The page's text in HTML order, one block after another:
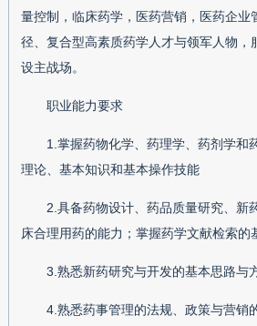
量控制，临床药学，医药营销，医药企业
径、复合型高素质药学人才与领军人物，
设主战场。
职业能力要求
1.掌握药物化学、药理学、药剂学和
理论、基本知识和基本操作技能
2.具备药物设计、药品质量研究、新
床合理用药的能力；掌握药学文献检索的
3.熟悉新药研究与开发的基本思路与
4.熟悉药事管理的法规、政策与营销